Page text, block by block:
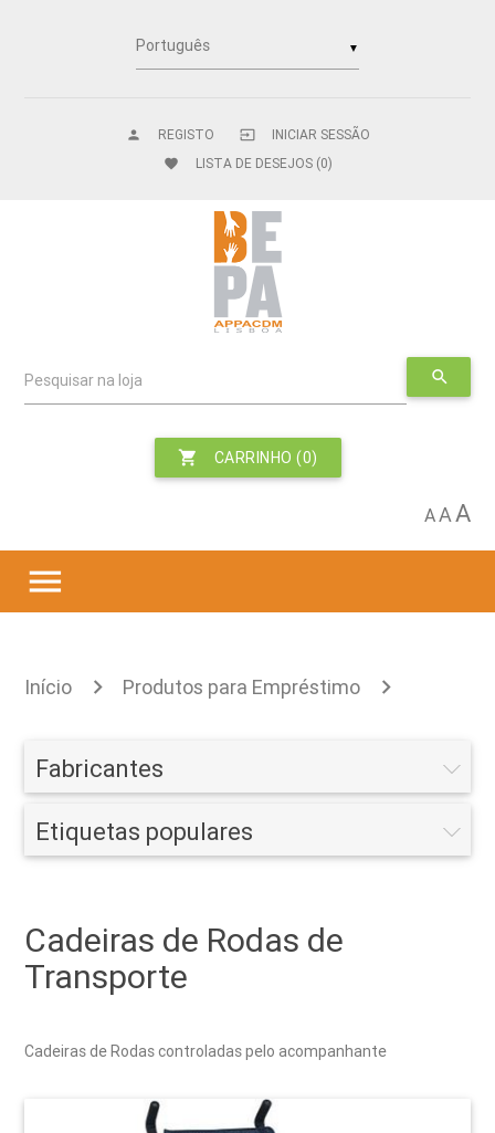
▼
REGISTO
person INICIAR SESSÃO
input
favorite
LISTA DE DESEJOS (0)
Pesquisar na loja search
CARRINHO (0)
shopping_cart
AAA
menu
Início Produtos para Empréstimo
Fabricantes
Etiquetas populares
Cadeiras de Rodas de
Transporte
Cadeiras de Rodas controladas pelo acompanhante